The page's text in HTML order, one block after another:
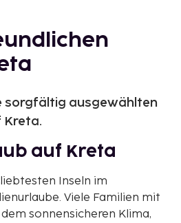
sorgfältig ausgewählten
Kreta.
auf Kreta
Inseln im
Viele Familien mit
sonnensicheren Klima,